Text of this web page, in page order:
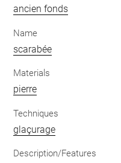
ancien fonds
Name
scarabée
Materials
pierre
Techniques
glaçurage
Description/Features